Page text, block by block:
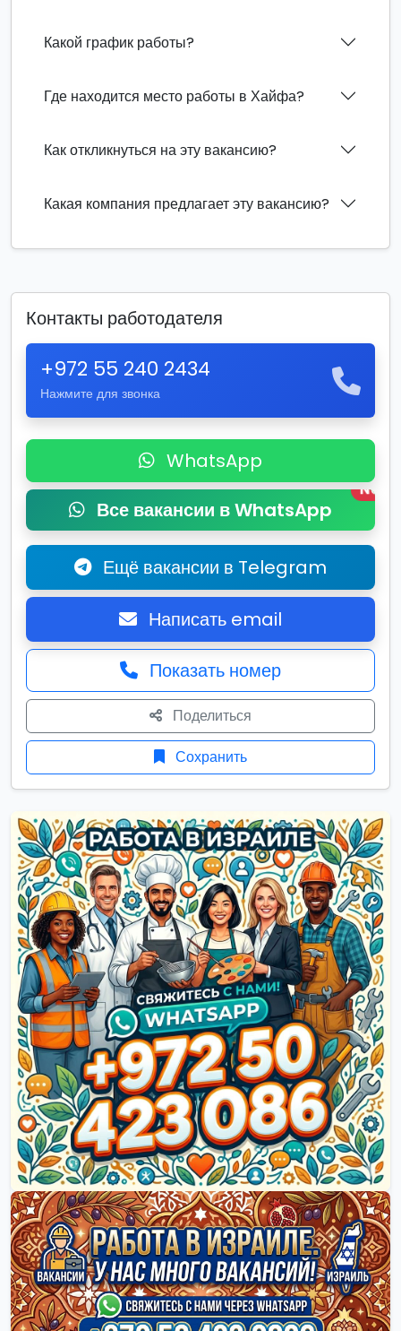
Какой график работы?
Где находится место работы в Хайфа?
Как откликнуться на эту вакансию?
Какая компания предлагает эту вакансию?
Контакты работодателя
+972 55 240 2434
Нажмите для звонка
WhatsApp
Все вакансии в WhatsApp
New
Ещё вакансии в Telegram
Написать email
Показать номер
Поделиться
Сохранить